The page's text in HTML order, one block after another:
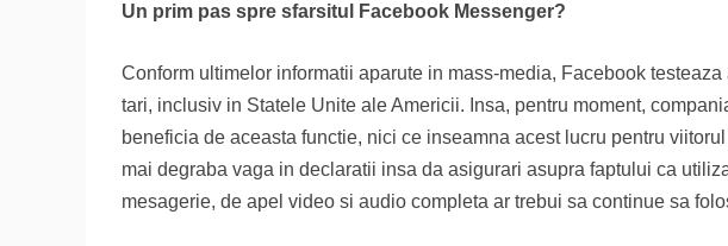
Un prim pas spre sfarsitul Facebook Messenger?
Conform ultimelor informatii aparute in mass-media, Facebook
tari, inclusiv in Statele Unite ale Americii. Insa, pentru moment,
beneficia de aceasta functie, nici ce inseamna acest lucru pentru
mai degraba vaga in declaratii insa da asigurari asupra faptului ca
mesagerie, de apel video si audio completa ar trebui sa continue sa